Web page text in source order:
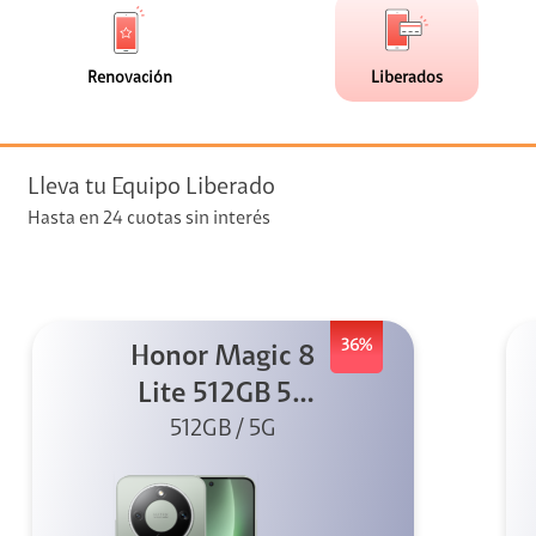
+ Telefonía
streaming
de
faceta
Renovación
(0)
faceta
Liberados
Lleva tu Equipo Liberado
Hasta en 24 cuotas sin interés
36%
Honor Magic 8
Lite 512GB 5G
Verde
512GB / 5G